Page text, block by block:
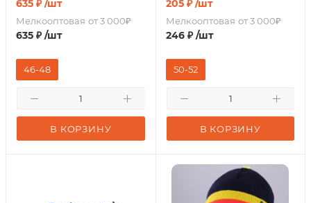
635 ₽ /шт
Мелкооптовая от 3 000₽
635 ₽ /шт
В КОРЗИНУ
46-48
205₽ /шт
Мелкооптовая от 3 000₽
246₽ /шт
В КОРЗИНУ
50-52